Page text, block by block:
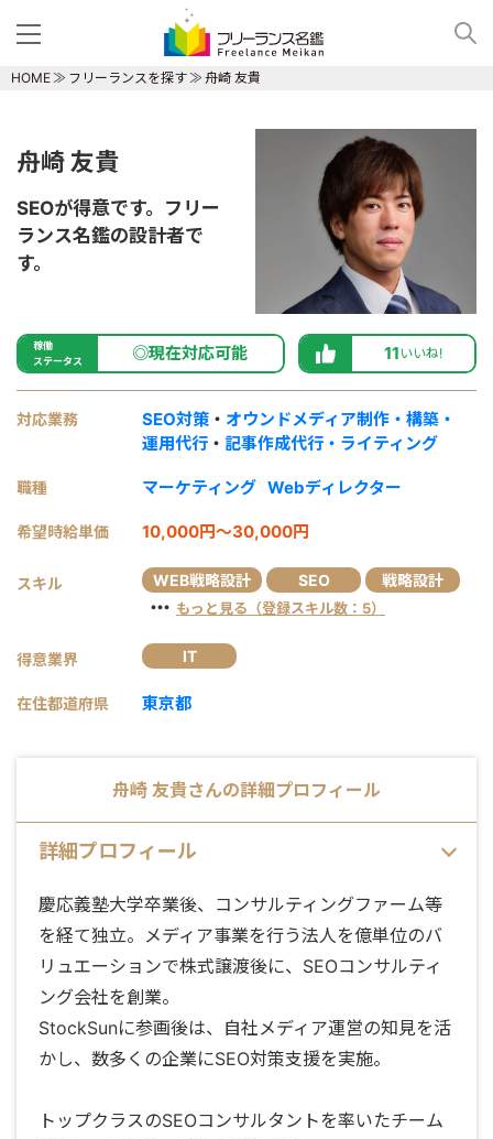
HOME フリーランスを探す 舟崎 友貴
舟崎 友貴
SEOが得意です。フリー
ランス名鑑の設計者で
す。
稼働
ステータス
◎現在対応可能 11 いいね!
対応業務 SEO対策 ・ オウンドメディア制作・構築・
運用代行 ・ 記事作成代行・ライティング
職種 マーケティング Webディレクター
希望時給単価 10,000円～30,000円
スキル WEB戦略設計 SEO 戦略設計
・・・ もっと見る（登録スキル数：5）
得意業界 IT
在住都道府県 東京都
舟崎 友貴さんの詳細プロフィール
詳細プロフィール
慶応義塾大学卒業後、コンサルティングファーム等
を経て独立。メディア事業を行う法人を億単位のバ
リュエーションで株式譲渡後に、SEOコンサルティ
ング会社を創業。
StockSunに参画後は、自社メディア運営の知見を活
かし、数多くの企業にSEO対策支援を実施。
トップクラスのSEOコンサルタントを率いたチーム